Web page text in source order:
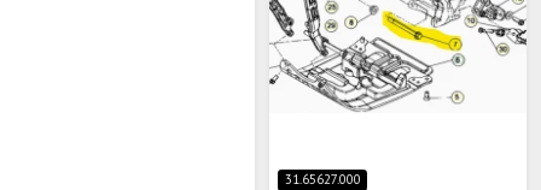
31.65627.000